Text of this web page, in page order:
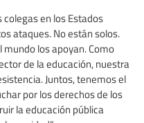
en los Estados
ataques. No están solos.
los apoyan. Como
de la educación, nuestra
Juntos, tenemos el
por los derechos de los
la educación pública